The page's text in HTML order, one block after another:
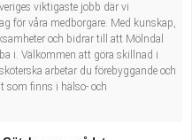
viktigaste jobb där vi
för våra medborgare. Med kunskap,
och bidrar till att Mölndal
i. Välkommen att göra skillnad i
arbetar du förebyggande och
som finns i hälso- och